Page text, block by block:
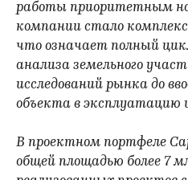
работы приоритетным
компании стало
что означает полный
анализа земельного
исследований рынка до
объекта в эксплуатацию
В проектном портфеле
общей площадью более 7